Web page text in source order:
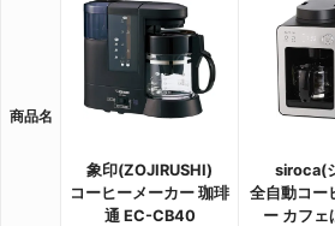
商品名
象印(ZOJIRUSHI)
コーヒーメーカー 珈琲
通 EC-CB40
siroca(
全自動コー
ー カフェ